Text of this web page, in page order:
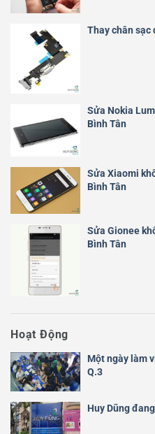
Thay chân sạc
Sửa Nokia
Bình Tân
Sửa Xiaomi
Bình Tân
Sửa Gionee
Bình Tân
Hoạt Động
Một ngày làm
Q.3
Huy Dũng